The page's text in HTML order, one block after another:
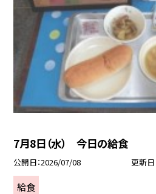
7月8日（水） 今日の給食
公開日 2026/07/08 更新日
給食